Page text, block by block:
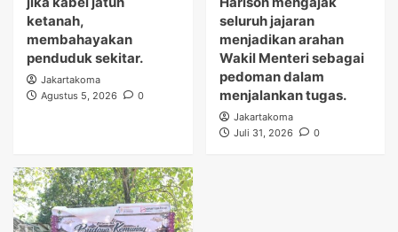
ketanah,
membahayakan
penduduk sekitar.
Jakartakoma
Agustus 5, 2026
0
seluruh jajaran
menjadikan arahan
Wakil Menteri sebagai
pedoman dalam
menjalankan tugas.
Jakartakoma
Juli 31, 2026
0